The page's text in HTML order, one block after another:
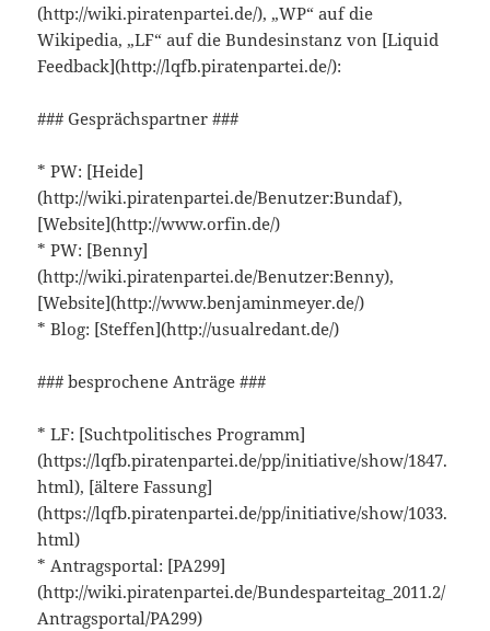
(http://wiki.piratenpartei.de/), „WP“ auf die
Wikipedia, „LF“ auf die Bundesinstanz von [Liquid
Feedback](http://lqfb.piratenpartei.de/):
### Gesprächspartner ###
* PW: [Heide]
(http://wiki.piratenpartei.de/Benutzer:Bundaf),
[Website](http://www.orfin.de/)
* PW: [Benny]
(http://wiki.piratenpartei.de/Benutzer:Benny),
[Website](http://www.benjaminmeyer.de/)
* Blog: [Steffen](http://usualredant.de/)
### besprochene Anträge ###
* LF: [Suchtpolitisches Programm]
(https://lqfb.piratenpartei.de/pp/initiative/show/1847.
html), [ältere Fassung]
(https://lqfb.piratenpartei.de/pp/initiative/show/1033.
html)
* Antragsportal: [PA299]
(http://wiki.piratenpartei.de/Bundesparteitag_2011.2/
Antragsportal/PA299)